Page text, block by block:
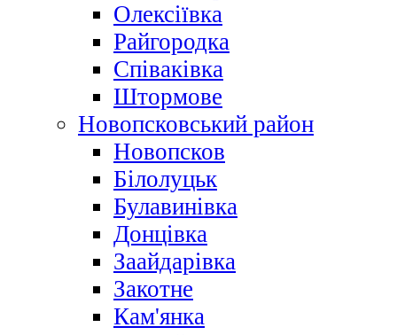
Олексіївка
Райгородка
Співаківка
Штормове
Новопсковський район
Новопсков
Білолуцьк
Булавинівка
Донцівка
Заайдарівка
Закотне
Кам'янка